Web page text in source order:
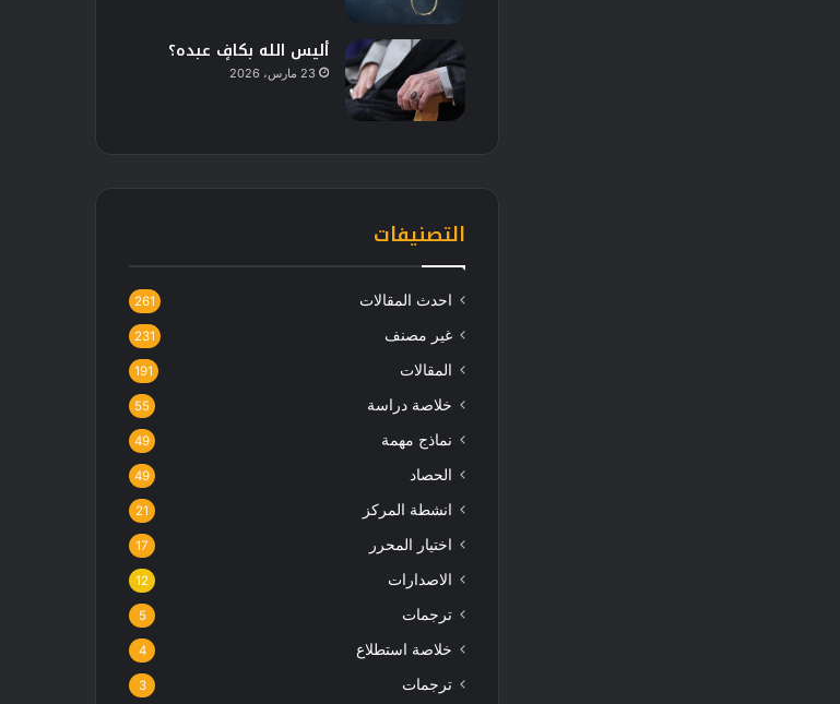
أليس الله بكافٍ عبده؟
23 مارس، 2026
التصنيفات
احدث المقالات 261
غير مصنف 231
المقالات 191
خلاصة دراسة 55
نماذج مهمة 49
الحصاد 49
انشطة المركز 21
اختيار المحرر 17
الاصدارات 12
ترجمات 5
خلاصة استطلاع 4
ترجمات 3